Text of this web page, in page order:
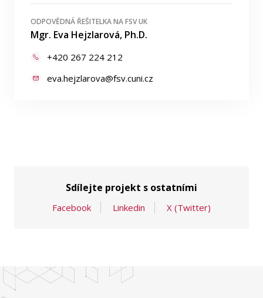
ODPOVĚDNÁ ŘEŠITELKA NA FSV UK
Mgr. Eva Hejzlarová, Ph.D.
+420 267 224 212
eva.hejzlarova@fsv.cuni.cz
Sdílejte projekt s ostatními
Facebook Linkedin X (Twitter)